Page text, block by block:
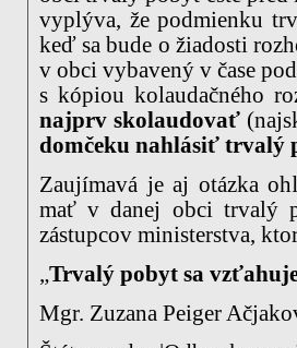
vyplýva, že podmienku
keď sa bude o žiadosti
v obci vybavený v čase
s kópiou kolaudačného
najprv skolaudovať
domčeku nahlásiť trvalý
Zaujímavá je aj otázka
mať v danej obci trvalý
zástupcov ministerstva,
„Trvalý pobyt sa
Mgr. Zuzana Peiger